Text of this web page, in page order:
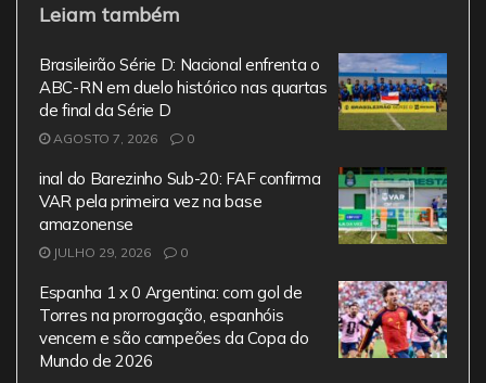
c
e
b
o
o
k
itt
er
ai
l
s
A
p
gr
a
Leiam também
Brasileirão Série D: Nacional enfrenta o
ABC-RN em duelo histórico nas quartas
de final da Série D
AGOSTO 7, 2026 0
inal do Barezinho Sub-20: FAF confirma
VAR pela primeira vez na base
amazonense
JULHO 29, 2026 0
Espanha 1 x 0 Argentina: com gol de
Torres na prorrogação, espanhóis
vencem e são campeões da Copa do
Mundo de 2026